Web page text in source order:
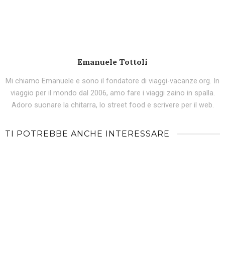
Emanuele Tottoli
Mi chiamo Emanuele e sono il fondatore di viaggi-vacanze.org. In
viaggio per il mondo dal 2006, amo fare i viaggi zaino in spalla.
Adoro suonare la chitarra, lo street food e scrivere per il web.
TI POTREBBE ANCHE INTERESSARE